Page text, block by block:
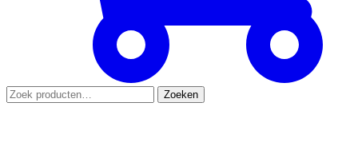
Zoeken
naar:
Zoeken